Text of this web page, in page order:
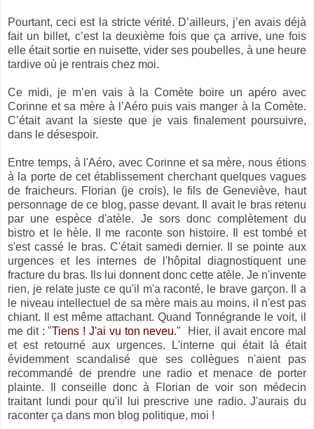
Pourtant, ceci est la stricte vérité. D’ailleurs, j’en avais déjà
fait un billet, c’est la deuxième fois que ça arrive, une fois
elle était sortie en nuisette, vider ses poubelles, à une heure
tardive où je rentrais chez moi.
Ce midi, je m’en vais à la Comète boire un apéro avec
Corinne et sa mère à l’Aéro puis vais manger à la Comète.
C’était avant la sieste que je vais finalement poursuivre,
dans le désespoir.
Entre temps, à l'Aéro, avec Corinne et sa mère, nous étions
à la porte de cet établissement cherchant quelques vagues
de fraicheurs. Florian (je crois), le fils de Geneviève, haut
personnage de ce blog, passe devant. Il avait le bras retenu
par une espèce d'atèle. Je sors donc complètement du
bistro et le hèle. Il me raconte son histoire. Il est tombé et
s'est cassé le bras. C'était samedi dernier. Il se pointe aux
urgences et les internes de l'hôpital diagnostiquent une
fracture du bras. Ils lui donnent donc cette atèle. Je n'invente
rien, je relate juste ce qu'il m'a raconté, le brave garçon. Il a
le niveau intellectuel de sa mère mais au moins, il n'est pas
chiant. Il est même attachant. Quand Tonnégrande le voit, il
me dit : "Tiens ! J'ai vu ton neveu." Hier, il avait encore mal
et est retourné aux urgences. L'interne qui était là était
évidemment scandalisé que ses collègues n'aient pas
recommandé de prendre une radio et menace de porter
plainte. Il conseille donc à Florian de voir son médecin
traitant lundi pour qu'il lui prescrive une radio. J'aurais du
raconter ça dans mon blog politique, moi !